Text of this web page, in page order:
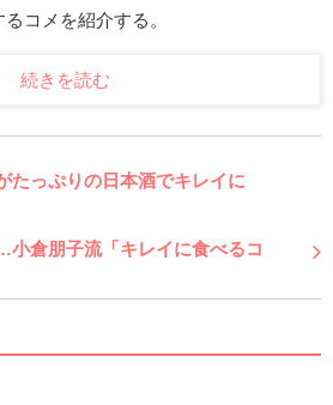
コメを紹介する。
続きを読む
たっぷりの日本酒でキレイに
小倉朋子流「キレイに食べるコ